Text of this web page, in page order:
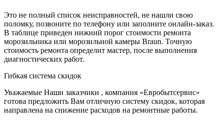
Это не полный список неисправностей, не нашли свою
поломку, позвоните по телефону или заполните онлайн-заказ.
В таблице приведен нижний порог стоимости ремонта
морозильника или морозильной камеры Braun. Точную
стоимость ремонта определит мастер, после выполнения
диагностических работ.
Гибкая система скидок
Уважаемые Наши заказчики , компания «Евробытсервис»
готова предложить Вам отличную систему скидок, которая
направлена на снижение расходов на ремонтные работы.